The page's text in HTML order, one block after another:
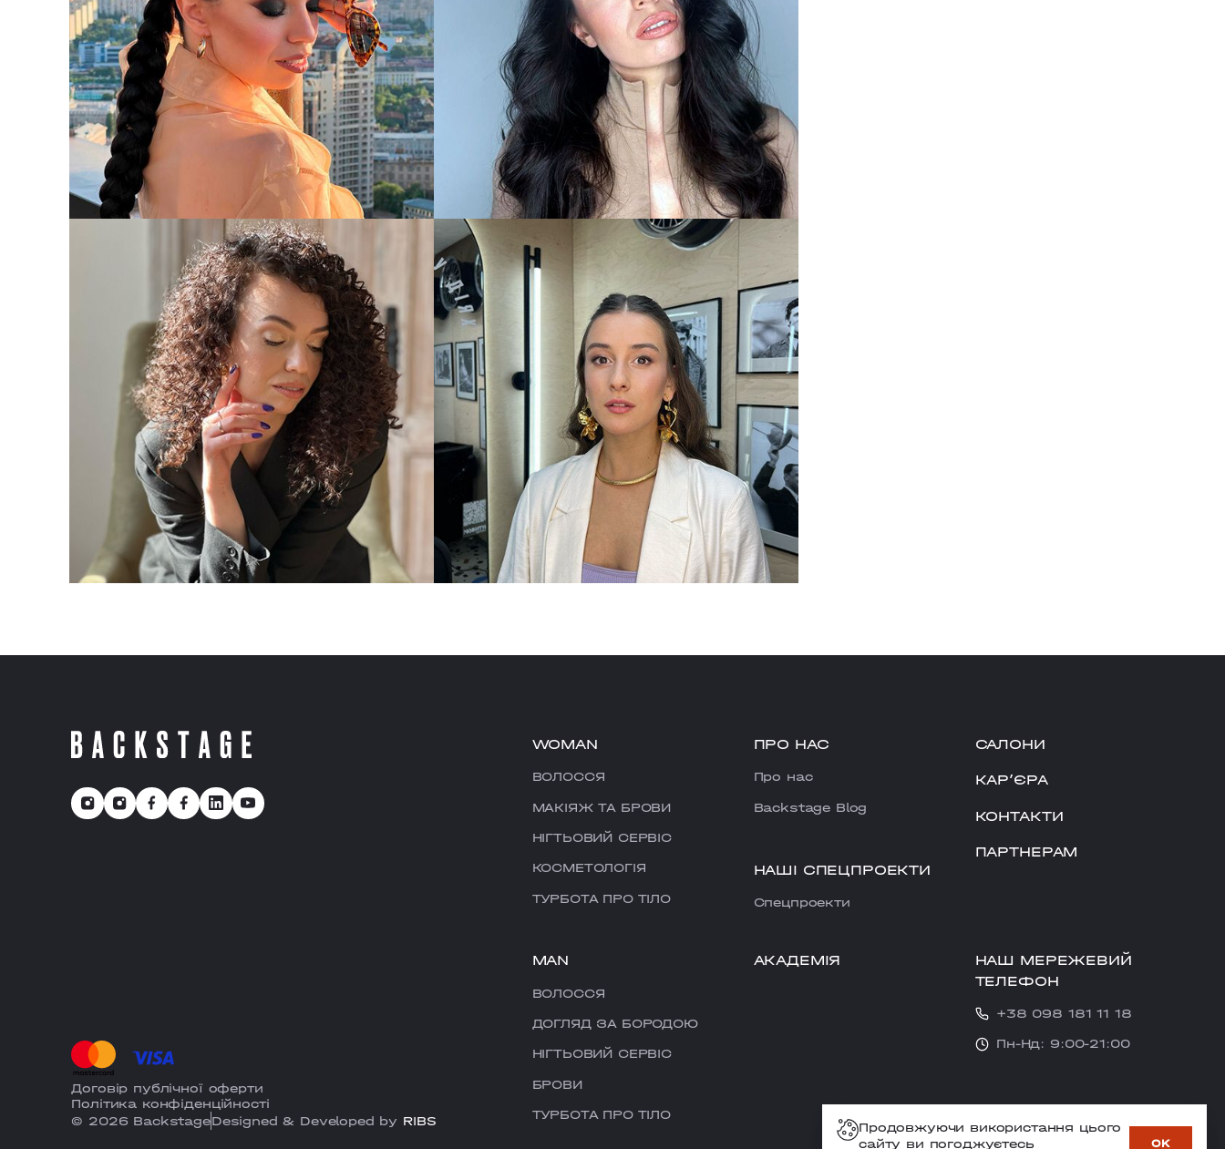
WOMAN
ВОЛОССЯ
МАКІЯЖ ТА БРОВИ
НІГТЬОВИЙ СЕРВІС
КОСМЕТОЛОГІЯ
ТУРБОТА ПРО ТІЛО
MAN
ВОЛОССЯ
ДОГЛЯД ЗА БОРОДОЮ
НІГТЬОВИЙ СЕРВІС
БРОВИ
ТУРБОТА ПРО ТІЛО
ПРО НАС
Про нас
Backstage Blog
НАШІ СПЕЦПРОЕКТИ
Cпецпроекти
САЛОНИ
КАРʼЄРА
КОНТАКТИ
ПАРТНЕРАМ
АКАДЕМІЯ
НАШ МЕРЕЖЕВИЙ
ТЕЛЕФОН
+38 098 181 11 18
Пн-Нд: 9:00-21:00
Договір публічної оферти
Політика конфіденційності
© 2026 BackstageDesigned & Developed by RIBS
Продовжуючи використання цього
сайту ви погоджуєтесь
OK